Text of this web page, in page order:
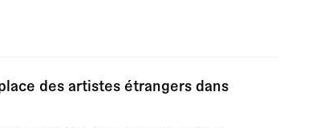
des artistes étrangers dans